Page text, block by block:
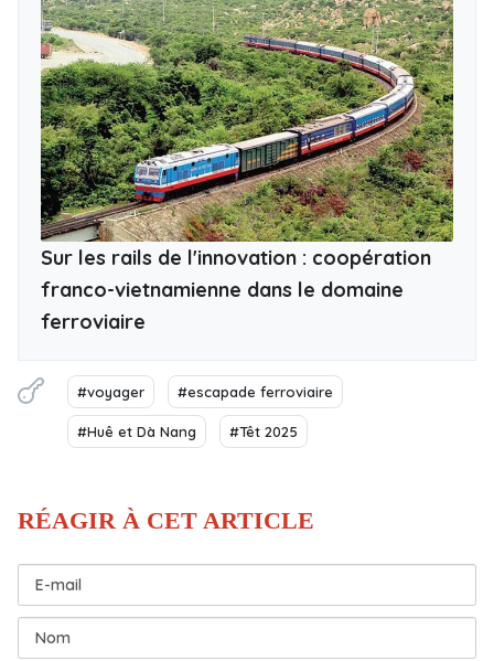
Sur les rails de l'innovation : coopération
franco-vietnamienne dans le domaine
ferroviaire
#voyager #escapade ferroviaire
#Huê et Dà Nang #Têt 2025